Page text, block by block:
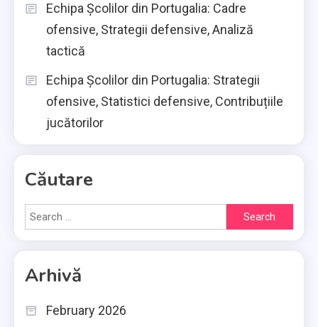
Echipa Școlilor din Portugalia: Cadre
ofensive, Strategii defensive, Analiză
tactică
Echipa Școlilor din Portugalia: Strategii
ofensive, Statistici defensive, Contribuțiile
jucătorilor
Căutare
Search
for:
Arhivă
February 2026